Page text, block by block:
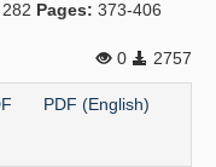
Pages: 373-406
0
2757
PDF (English)